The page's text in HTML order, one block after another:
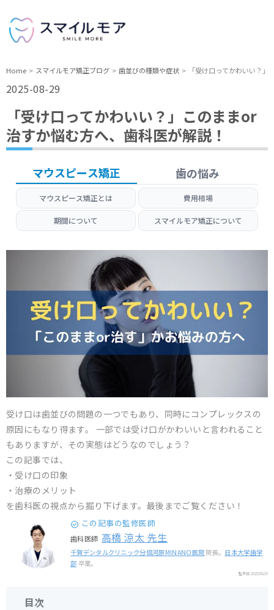
Home スマイルモア矯正ブログ 歯並びの種類や症状 「受け口ってかわいい？
2025-08-29
「受け口ってかわいい？」このままor
治すか悩む方へ、歯科医が解説！
マウスピース矯正 歯の悩み
マウスピース矯正とは 費用相場
期間について スマイルモア矯正について
受け口は歯並びの問題の一つでもあり、同時にコンプレックスの
原因にもなり得ます。 一部では受け口がかわいいと言われること
もありますが、その実態はどうなのでしょう？
この記事では、
・受け口の印象
・治療のメリット
を歯科医の視点から掘り下げます。最後までご覧ください！
この記事の監修医師
歯科医師 高橋 涼太 先生
千賀デンタルクリニック分倍河原MINANO医院 院長。 日本大学歯学
部 卒業。
監修日:2025/08/29
目次